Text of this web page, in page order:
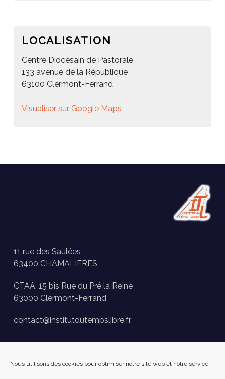
Nous utilisons des cookies pour optimiser notre site web et notre service.
LOCALISATION
Centre Diocésain de Pastorale
133 avenue de la République
63100 Clermont-Ferrand
Visualiser sur Google Maps
11 rue des Saulées
63400 CHAMALIERES
CTAA, 15 bis Rue du Pré la Reine
63000 Clermont-Ferrand
contact@institutdutempslibre.fr
Presse